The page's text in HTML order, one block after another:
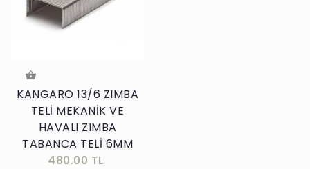
KANGARO 13/6 ZIMBA
TELİ MEKANİK VE
HAVALI ZIMBA
TABANCA TELİ 6MM
480.00 TL